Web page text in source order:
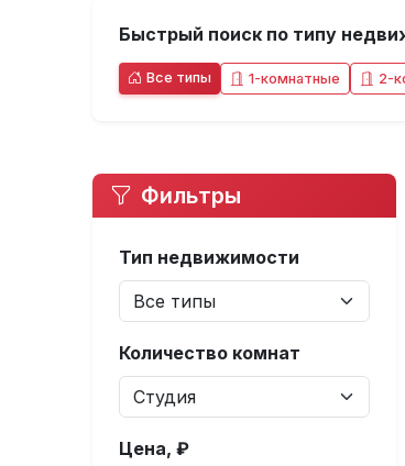
Быстрый поиск по типу
Все типы 1-комнатные 2-
Фильтры
Тип недвижимости
Количество комнат
Цена, ₽